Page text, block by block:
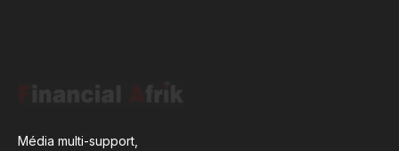
Média multi-support,